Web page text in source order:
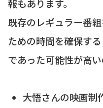
報もあります。
既存のレギュラー番
ための時間を確保す
であった可能性が高い
大悟さんの映画制